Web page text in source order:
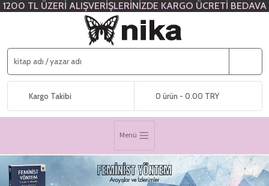
1200 TL ÜZERİ ALIŞVERİŞLERİNİZDE KARGO ÜCRETİ BEDAVA
Kargo Takibi 0 ürün - 0.00 TRY
Menü